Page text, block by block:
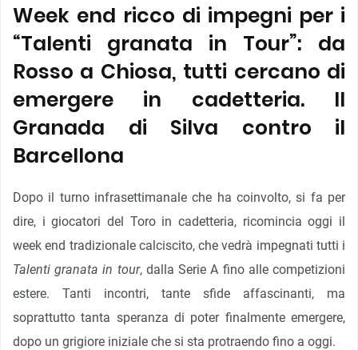
Week end ricco di impegni per i
“Talenti granata in Tour”: da
Rosso a Chiosa, tutti cercano di
emergere in cadetteria. Il
Granada di Silva contro il
Barcellona
Dopo il turno infrasettimanale che ha coinvolto, si fa per
dire, i giocatori del Toro in cadetteria, ricomincia oggi il
week end tradizionale calciscito, che vedrà impegnati tutti i
Talenti granata in tour, dalla Serie A fino alle competizioni
estere. Tanti incontri, tante sfide affascinanti, ma
soprattutto tanta speranza di poter finalmente emergere,
dopo un grigiore iniziale che si sta protraendo fino a oggi.